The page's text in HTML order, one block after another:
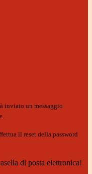
inviato un messaggio
il reset della password
di posta elettronica!